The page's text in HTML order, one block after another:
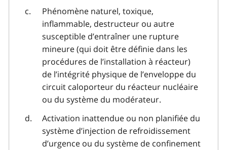
Phénomène naturel, toxique,
inflammable, destructeur ou autre
susceptible d’entraîner une rupture
mineure (qui doit être définie dans les
procédures de l’installation à réacteur)
de l’intégrité physique de l’enveloppe du
circuit caloporteur du réacteur nucléaire
ou du système du modérateur.
Activation inattendue ou non planifiée du
système d’injection de refroidissement
d’urgence ou du système de confinement